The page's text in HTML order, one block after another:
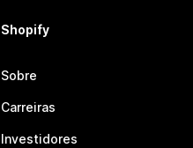
Shopify
Sobre
Carreiras
Investidores